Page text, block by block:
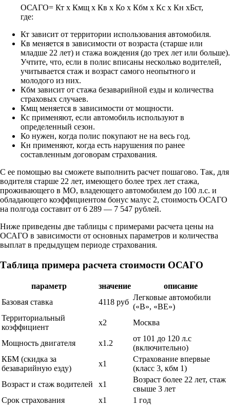
ОСАГО= Кт x Кмщ x Кв x Ко x Кбм x Кс x Кн xБст,
где:
Кт зависит от территории использования автомобиля.
Кв меняется в зависимости от возраста (старше или
младше 22 лет) и стажа вождения (до трех лет или больше).
Учтите, что, если в полис вписаны несколько водителей,
учитывается стаж и возраст самого неопытного и
молодого из них.
Кбм зависит от стажа безаварийной езды и количества
страховых случаев.
Кмщ меняется в зависимости от мощности.
Кс применяют, если автомобиль используют в
определенный сезон.
Ко нужен, когда полис покупают не на весь год.
Кн применяют, когда есть нарушения по ранее
составленным договорам страхования.
С ее помощью вы сможете выполнить расчет пошагово. Так, для
водителя старше 22 лет, имеющего более трех лет стажа,
проживающего в МО, владеющего автомобилем до 100 л.с. и
обладающего коэффициентом бонус малус 2, стоимость ОСАГО
на полгода составит от 6 289 — 7 547 рублей.
Ниже приведены две таблицы с примерами расчета цены на
ОСАГО в зависимости от основных параметров и количества
выплат в предыдущем периоде страхования.
Таблица примера расчета стоимости ОСАГО
параметр значение
описание
Базовая ставка
4118 руб
Легковые автомобили
(«B», «BE»)
Территориальный
коэффициент
x2 Москва
Мощность двигателя x1.2
от 101 до 120 л.с
(включительно)
КБМ (скидка за
безаварийную езду)
x1
Страхование впервые
(класс 3, кбм 1)
Возраст и стаж водителей
x1
Возраст более 22 лет, стаж
свыше 3 лет
Срок страхования
x1 1 год